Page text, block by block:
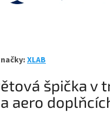
XLAB
špička v
aero